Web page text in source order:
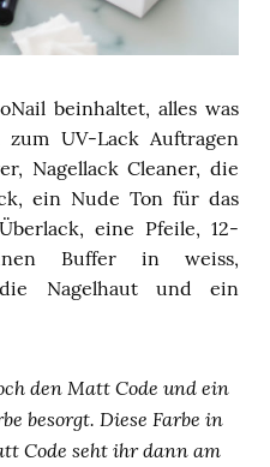
beinhaltet, alles was
UV-Lack Auftragen
Nagellack Cleaner, die
ein Nude Ton für das
eine Pfeile, 12-
Buffer in weiss,
die Nagelhaut und ein
den Matt Code und ein
besorgt. Diese Farbe in
Code seht ihr dann am